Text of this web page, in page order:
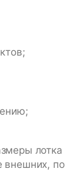
лотка
внешних, по